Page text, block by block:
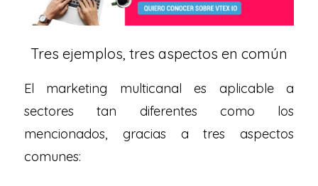
Tres ejemplos, tres aspectos en común
El marketing multicanal es aplicable a
sectores tan diferentes como los
mencionados, gracias a tres aspectos
comunes: